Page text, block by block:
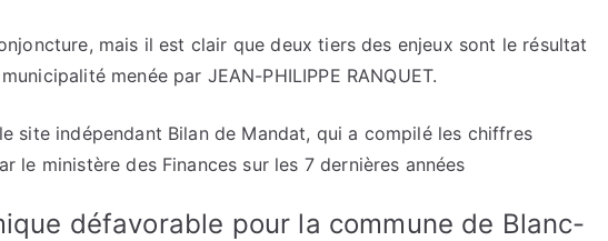
mais il est clair que deux tiers des enjeux sont le résultat
menée par JEAN-PHILIPPE RANQUET.
site indépendant Bilan de Mandat, qui a compilé les chiffres
le ministère des Finances sur les 7 dernières années
défavorable pour la commune de Blanc-